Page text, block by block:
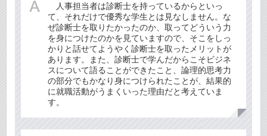
人事担当者は診断士を持っているからといっ
て、それだけで優秀な学生とは見なしません。な
ぜ診断士を取りたかったのか、取ってどういう力
を身につけたのかを見ていますので、そこをしっ
かりと話せてようやく診断士を取ったメリットが
あります。また、診断士で学んだからこそビジネ
スについて語ることができたこと、論理的思考力
の部分でもかなり身につけられたことが、結果的
に就職活動がうまくいった理由だと考えていま
す。